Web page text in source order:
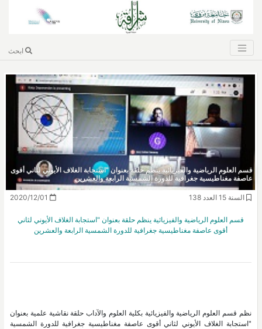
ابحث
قسم العلوم الرياضية والفيزيائية ينظم حلقة بعنوان "استجابة الغلاف الأيوني لثاني أقوى
عاصفة مغناطيسية جغرافية للدورة الشمسية الرابعة والعشرين
السنة 15 العدد 138
قسم العلوم الرياضية والفيزيائية ينظم حلقة بعنوان "استجابة الغلاف الأيوني لثاني
أقوى عاصفة مغناطيسية جغرافية للدورة الشمسية الرابعة والعشرين
نظم قسم العلوم الرياضية والفيزيائية بكلية العلوم والآداب حلقة نقاشية علمية بعنوان
"استجابة الغلاف الأيوني لثاني أقوى عاصفة مغناطيسية جغرافية للدورة الشمسية